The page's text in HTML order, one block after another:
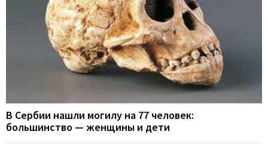
В Сербии нашли могилу на 77 человек:
большинство — женщины и дети